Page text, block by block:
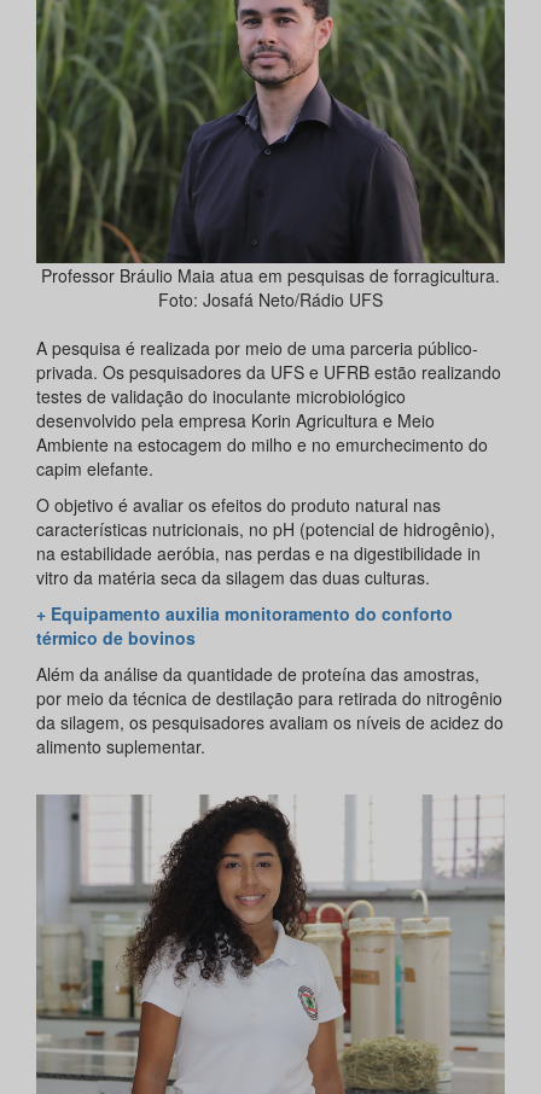
Professor Bráulio Maia atua em pesquisas de forragicultura.
Foto: Josafá Neto/Rádio UFS
A pesquisa é realizada por meio de uma parceria público-
privada. Os pesquisadores da UFS e UFRB estão realizando
testes de validação do inoculante microbiológico
desenvolvido pela empresa Korin Agricultura e Meio
Ambiente na estocagem do milho e no emurchecimento do
capim elefante.
O objetivo é avaliar os efeitos do produto natural nas
características nutricionais, no pH (potencial de hidrogênio),
na estabilidade aeróbia, nas perdas e na digestibilidade in
vitro da matéria seca da silagem das duas culturas.
+ Equipamento auxilia monitoramento do conforto
térmico de bovinos
Além da análise da quantidade de proteína das amostras,
por meio da técnica de destilação para retirada do nitrogênio
da silagem, os pesquisadores avaliam os níveis de acidez do
alimento suplementar.